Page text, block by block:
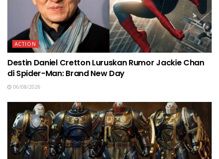
ACTION
Destin Daniel Cretton Luruskan Rumor Jackie Chan
di Spider-Man: Brand New Day
06/08/2026